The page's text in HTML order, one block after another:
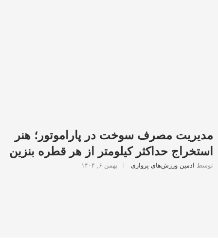
مدیریت مصرف سوخت در پاراموتور؛ هنر
استخراج حداکثر کیلومتر از هر قطره بنزین
توسط ادمین ورزش‌های پروازی بهمن ۶, ۱۴۰۴